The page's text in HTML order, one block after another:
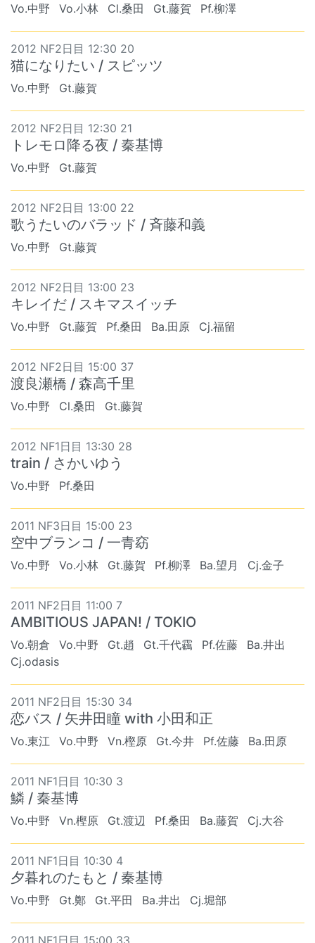
Vo.中野 Vo.小林 Cl.桑田 Gt.藤賀 Pf.柳澤
2012 NF2日目 12:30 20
猫になりたい / スピッツ
Vo.中野 Gt.藤賀
2012 NF2日目 12:30 21
トレモロ降る夜 / 秦基博
Vo.中野 Gt.藤賀
2012 NF2日目 13:00 22
歌うたいのバラッド / 斉藤和義
Vo.中野 Gt.藤賀
2012 NF2日目 13:00 23
キレイだ / スキマスイッチ
Vo.中野 Gt.藤賀 Pf.桑田 Ba.田原 Cj.福留
2012 NF2日目 15:00 37
渡良瀬橋 / 森高千里
Vo.中野 Cl.桑田 Gt.藤賀
2012 NF1日目 13:30 28
train / さかいゆう
Vo.中野 Pf.桑田
2011 NF3日目 15:00 23
空中ブランコ / 一青窈
Vo.中野 Vo.小林 Gt.藤賀 Pf.柳澤 Ba.望月 Cj.金子
2011 NF2日目 11:00 7
AMBITIOUS JAPAN! / TOKIO
Vo.朝倉 Vo.中野 Gt.趙 Gt.千代靏 Pf.佐藤
Ba.井出
Cj.odasis
2011 NF2日目 15:30 34
恋バス / 矢井田瞳 with 小田和正
Vo.東江 Vo.中野 Vn.樫原 Gt.今井 Pf.佐藤 Ba.田原
2011 NF1日目 10:30 3
鱗 / 秦基博
Vo.中野 Vn.樫原 Gt.渡辺 Pf.桑田 Ba.藤賀 Cj.大谷
2011 NF1日目 10:30 4
夕暮れのたもと / 秦基博
Vo.中野 Gt.鄭 Gt.平田 Ba.井出 Cj.堀部
2011 NF1日目 15:00 33